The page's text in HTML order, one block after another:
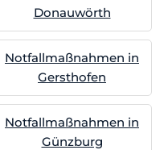
Donauwörth
Notfallmaßnahmen in
Gersthofen
Notfallmaßnahmen in
Günzburg